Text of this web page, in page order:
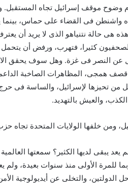
وضوح موقف إسرائيل تجاه
واشنطن فى القضاء على حماس، بينما
كثيرا، فتهرب، ورفض أن يتحمل
النصر فى غزة. وهل سوف يحقق
همجى، المظاهرات الصاخبة
من تحيزها لإسرائيل، والساسة فى
والعيش بالتهديد.
ومن خلفها الولايات المتحدة تجاه
يعد يبقى لديها الكثير؟ سمعتها
للمرة الأولى منذ سنوات بعيدة، ولم
الدولتين، والتخلى عن أيديولوجية